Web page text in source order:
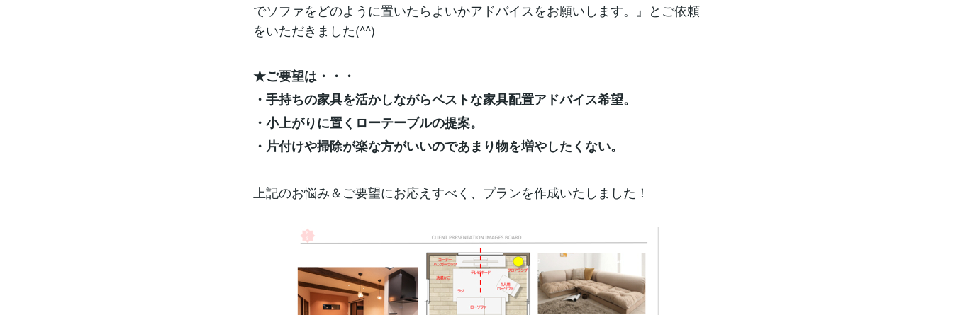
でソファをどのように置いたらよいかアドバイスをお願いします。』とご依頼
をいただきました(^^)
★ご要望は・・・
・手持ちの家具を活かしながらベストな家具配置アドバイス希望。
・小上がりに置くローテーブルの提案。
・片付けや掃除が楽な方がいいのであまり物を増やしたくない。
上記のお悩み＆ご要望にお応えすべく、プランを作成いたしました！